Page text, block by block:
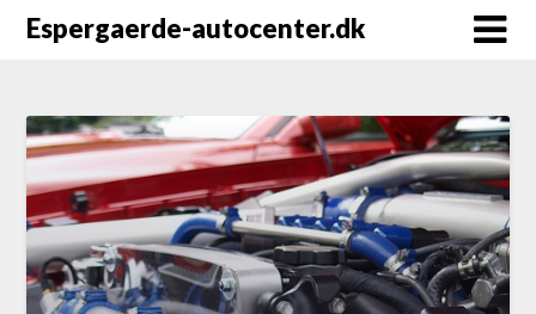
Espergaerde-autocenter.dk